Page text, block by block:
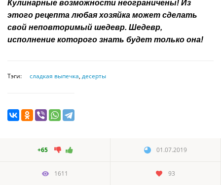
Кулинарные возможности неограничены! Из
этого рецепта любая хозяйка может сделать
свой неповторимый шедевр. Шедевр,
исполнение которого знать будет только она!
Тэги: сладкая выпечка, десерты
+65 01.07.2019
1611 93